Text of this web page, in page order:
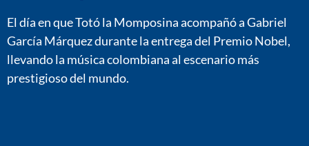
El día en que Totó la Momposina acompañó a Gabriel
García Márquez durante la entrega del Premio Nobel,
llevando la música colombiana al escenario más
prestigioso del mundo.